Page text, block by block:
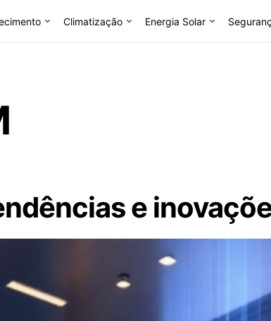
Climatização Energia Solar
e